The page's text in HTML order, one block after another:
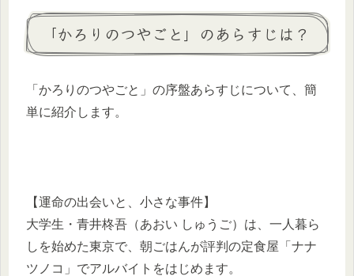
「かろりのつやごと」のあらすじは？
「かろりのつやごと」の序盤あらすじについて、簡
単に紹介します。
【運命の出会いと、小さな事件】
大学生・青井柊吾（あおい しゅうご）は、一人暮ら
しを始めた東京で、朝ごはんが評判の定食屋「ナナ
ツノコ」でアルバイトをはじめます。